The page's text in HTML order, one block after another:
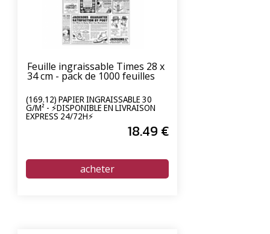
Feuille ingraissable Times 28 x
34 cm - pack de 1000 feuilles
(169.12) PAPIER INGRAISSABLE 30
G/M² - ⚡DISPONIBLE EN LIVRAISON
EXPRESS 24/72H⚡
18.49 €